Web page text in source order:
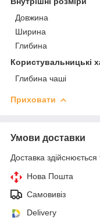
Довжина
Ширина
Глибина
Користувальницькі
Глибина чаші
Приховати
Умови доставки
Доставка здійснюється
Нова Пошта
Самовивіз
Delivery